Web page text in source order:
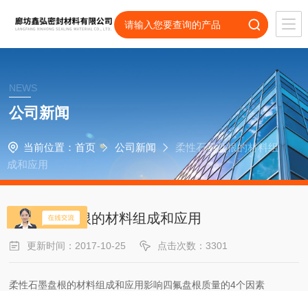
NEWS
公司新闻
当前位置： 首页 公司新闻
柔性石墨盘根的材料组
成和应用
柔性石墨盘根的材料组成和应用
更新时间：2017-10-25 点击次数：3301
柔性石墨盘根的材料组成和应用影响四氟盘根质量的4个因素